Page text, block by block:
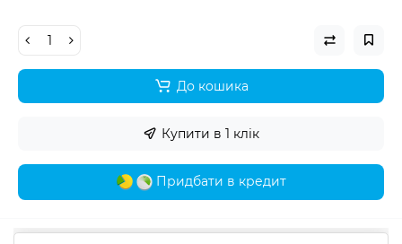
До кошика
Купити в 1 клік
Придбати в кредит